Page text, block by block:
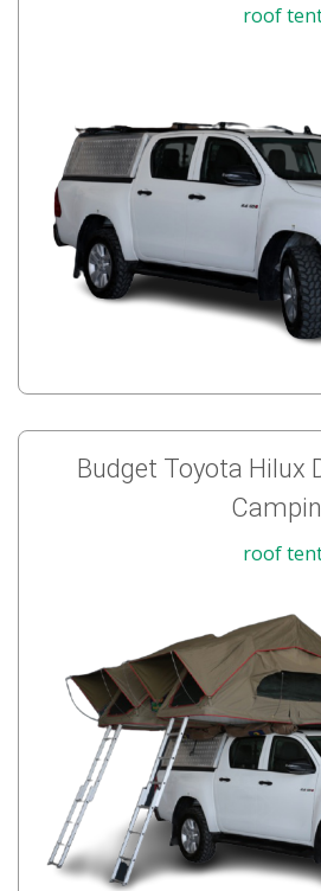
roof
Budget Toyota Hilux
roof